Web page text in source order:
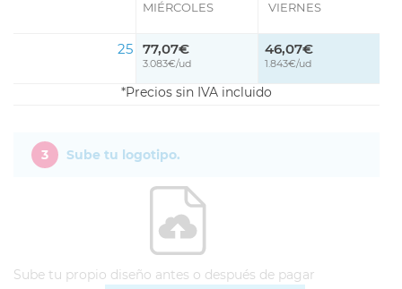
MIÉRCOLES VIERNES
25 77,07€
3.083€/ud
46,07€
1.843€/ud
Precios sin IVA incluido
3 Sube tu logotipo.
Sube tu propio diseño antes o después de pagar